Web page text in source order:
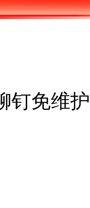
钉免维